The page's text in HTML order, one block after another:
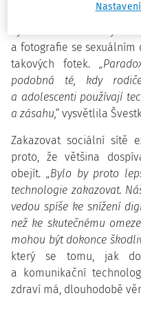
právě obsahu, který
a fotografie se sexuálním
takových fotek.
podobná té, kdy
a adolescenti používají
a zásahu,“ vysvětlila
Zakazovat sociální sítě
proto, že většina
obejít. „Bylo by proto
technologie zakazovat.
vedou spíše ke snížení
než ke skutečnému
mohou být dokonce
který se tomu, jak
a komunikační
zdraví má, dlouhodobě